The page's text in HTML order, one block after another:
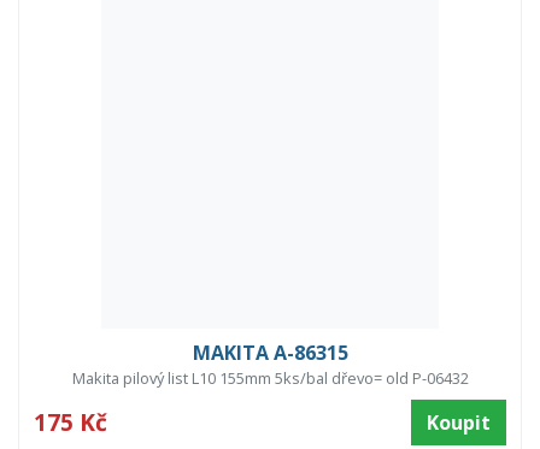
MAKITA A-86315
Makita pilový list L10 155mm 5ks/bal dřevo= old P-06432
175 Kč Koupit